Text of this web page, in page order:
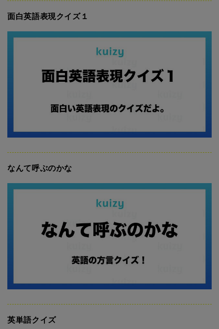
面白英語表現クイズ１
なんて呼ぶのかな
英単語クイズ